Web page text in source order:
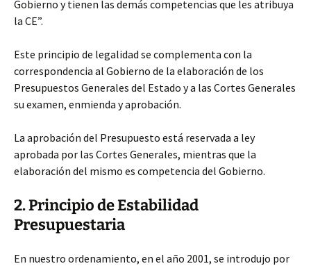
Gobierno y tienen las demás competencias que les atribuya
la CE”.
Este principio de legalidad se complementa con la
correspondencia al Gobierno de la elaboración de los
Presupuestos Generales del Estado y a las Cortes Generales
su examen, enmienda y aprobación.
La aprobación del Presupuesto está reservada a ley
aprobada por las Cortes Generales, mientras que la
elaboración del mismo es competencia del Gobierno.
2. Principio de Estabilidad
Presupuestaria
En nuestro ordenamiento, en el año 2001, se introdujo por